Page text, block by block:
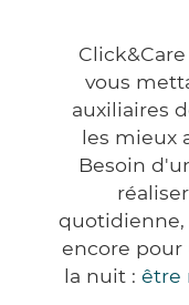
vous
auxiliaires
les mieux
Besoin
quotidienne,
encore pour
la nuit : être